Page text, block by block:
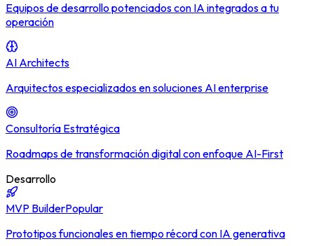
Equipos de desarrollo potenciados con IA integrados a tu
operación
AI Architects
Arquitectos especializados en soluciones AI enterprise
Consultoría Estratégica
Roadmaps de transformación digital con enfoque AI-First
Desarrollo
MVP BuilderPopular
Prototipos funcionales en tiempo récord con IA generativa